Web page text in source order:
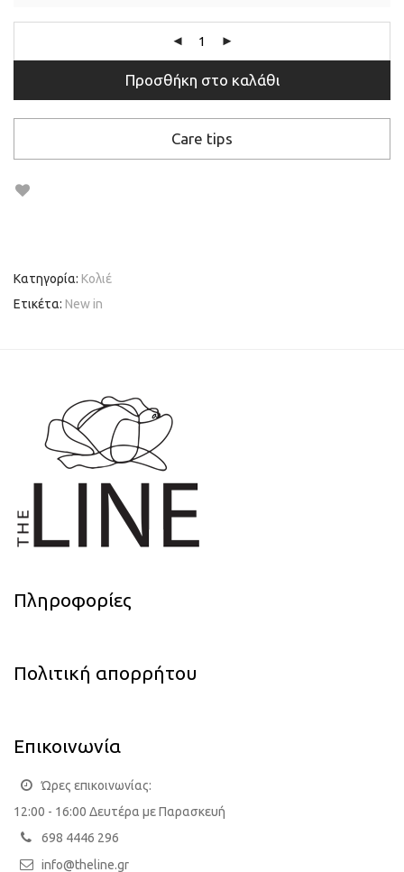
Προσθήκη στο καλάθι
Care tips
Κατηγορία: Κολιέ
Ετικέτα: New in
Πληροφορίες
Πολιτική απορρήτου
Επικοινωνία
Ώρες επικοινωνίας:
12:00 - 16:00 Δευτέρα με Παρασκευή
698 4446 296
info@theline.gr